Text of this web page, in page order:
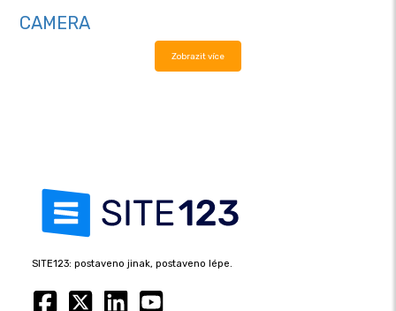
CAMERA
Zobrazit více
SITE123: postaveno jinak, postaveno lépe.